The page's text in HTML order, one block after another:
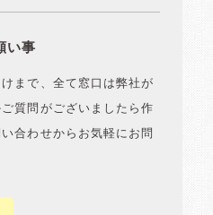
い事
まで、全て窓口は弊社が
質問がございましたら作
合わせからお気軽にお問